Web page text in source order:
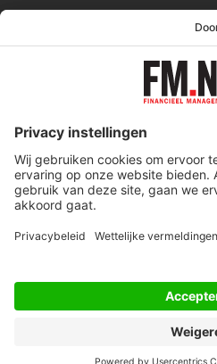
Service & Contact
Werken bij ons
Privacy Statement
Algemene Voorwaarden